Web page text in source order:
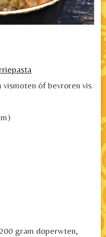
óf bevroren vis
gram doperwten,